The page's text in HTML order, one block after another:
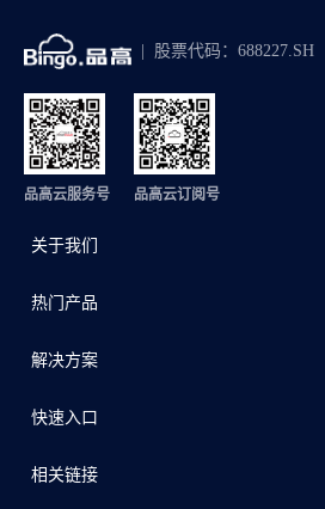
股票代码：688227.SH
品高云服务号 品高云订阅号
关于我们
热门产品
解决方案
快速入口
相关链接